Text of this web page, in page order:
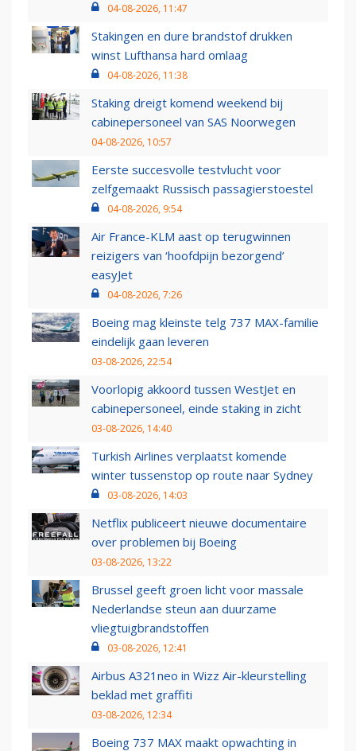
04-08-2026, 11:47
Stakingen en dure brandstof drukken
winst Lufthansa hard omlaag
04-08-2026, 11:38
Staking dreigt komend weekend bij
cabinepersoneel van SAS Noorwegen
04-08-2026, 10:57
Eerste succesvolle testvlucht voor
zelfgemaakt Russisch passagierstoestel
04-08-2026, 9:54
Air France-KLM aast op terugwinnen
reizigers van ‘hoofdpijn bezorgend’
easyJet
04-08-2026, 7:26
Boeing mag kleinste telg 737 MAX-familie
eindelijk gaan leveren
03-08-2026, 22:54
Voorlopig akkoord tussen WestJet en
cabinepersoneel, einde staking in zicht
03-08-2026, 14:40
Turkish Airlines verplaatst komende
winter tussenstop op route naar Sydney
03-08-2026, 14:03
Netflix publiceert nieuwe documentaire
over problemen bij Boeing
03-08-2026, 13:22
Brussel geeft groen licht voor massale
Nederlandse steun aan duurzame
vliegtuigbrandstoffen
03-08-2026, 12:41
Airbus A321neo in Wizz Air-kleurstelling
beklad met graffiti
03-08-2026, 12:34
Boeing 737 MAX maakt opwachting in